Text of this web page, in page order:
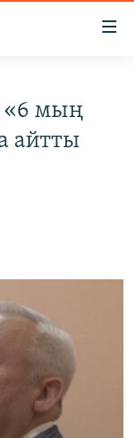
«6 мың
айтты